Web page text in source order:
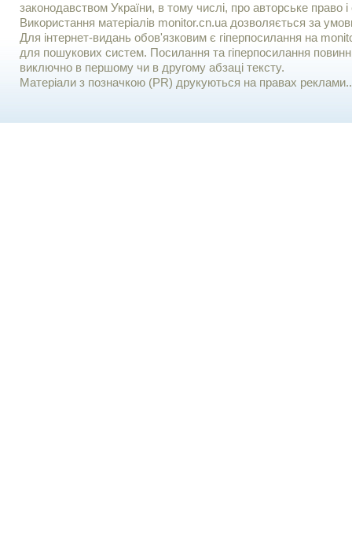
законодавством України, в тому числі, про авторське право і
Використання матерiалiв monitor.cn.ua дозволяється за
Для iнтернет-видань обов'язковим є гiперпосилання на
для пошукових систем. Посилання та гіперпосилання
виключно в першому чи в другому абзаці тексту.
Матеріали з позначкою (PR) друкуються на правах реклами..